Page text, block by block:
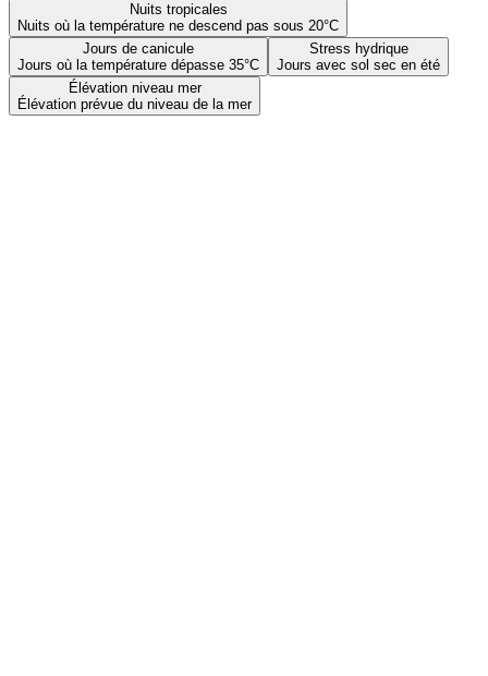
Nuits tropicales
Nuits où la température ne descend pas sous 20°C
Jours de canicule
Jours où la température dépasse 35°C
Stress hydrique
Jours avec sol sec en été
Élévation niveau mer
Élévation prévue du niveau de la mer